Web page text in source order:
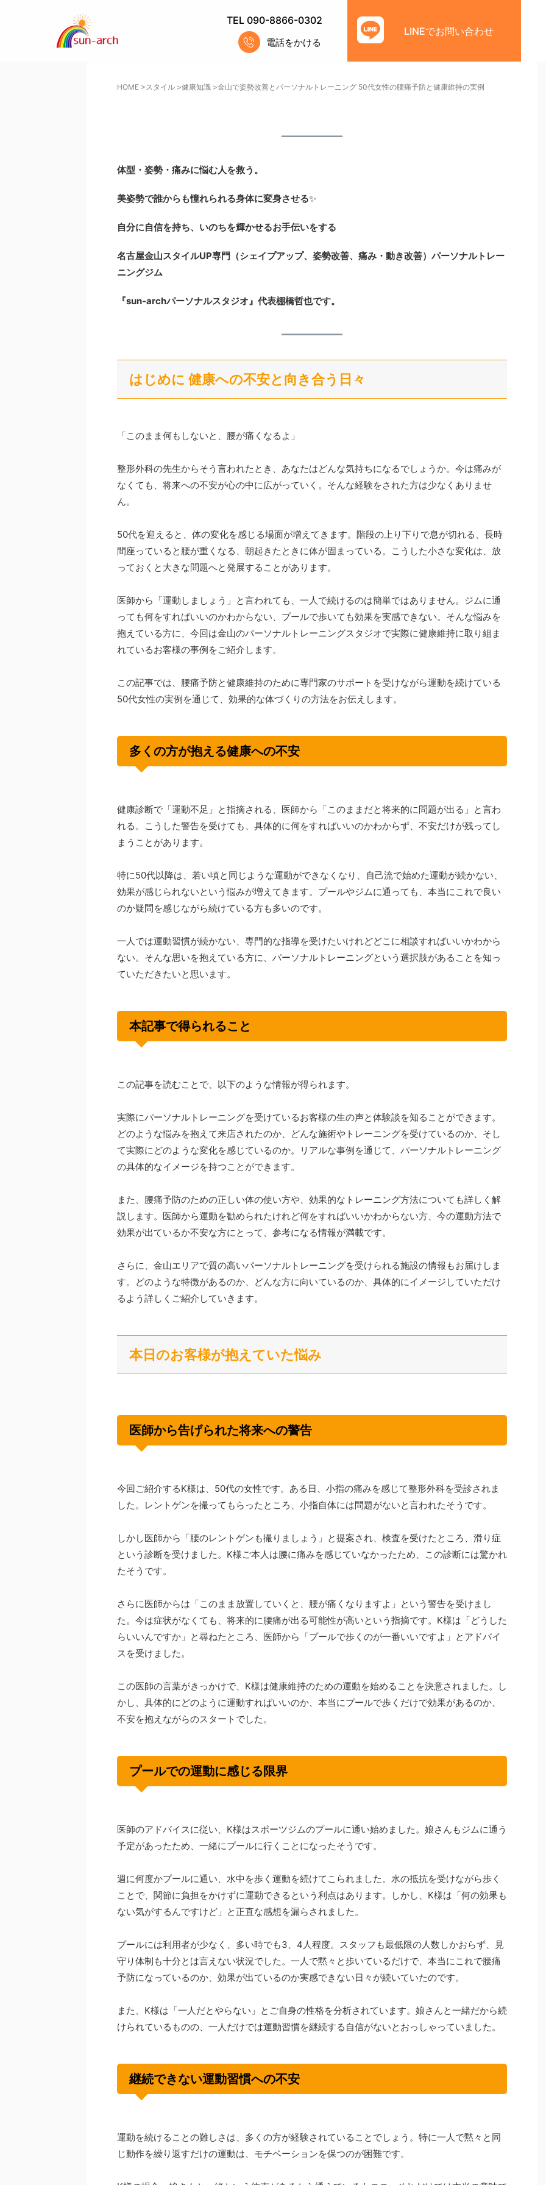
TEL 090-8866-0302
電話をかける
LINEでお問い合わせ
HOME >スタイル >健康知識 >金山で姿勢改善とパーソナルトレーニング 50代女性の腰痛予防と健康維持の実例
体型・姿勢・痛みに悩む人を救う。
美姿勢で誰からも憧れられる身体に変身させる✨
自分に自信を持ち、いのちを輝かせるお手伝いをする
名古屋金山スタイルUP専門 （シェイプアップ、姿勢改善、痛み・動き改善） パーソナルトレー
ニングジム
『sun-archパーソナルスタジオ』代表棚橋哲也です。
はじめに 健康への不安と向き合う日々
「このまま何もしないと、腰が痛くなるよ」
整形外科の先生からそう言われたとき、あなたはどんな気持ちになるでしょうか。今は痛みが
なくても、将来への不安が心の中に広がっていく。そんな経験をされた方は少なくありませ
ん。
50代を迎えると、体の変化を感じる場面が増えてきます。階段の上り下りで息が切れる、長時
間座っていると腰が重くなる、朝起きたときに体が固まっている。こうした小さな変化は、放
っておくと大きな問題へと発展することがあります。
医師から「運動しましょう」と言われても、一人で続けるのは簡単ではありません。ジムに通
っても何をすればいいのかわからない、プールで歩いても効果を実感できない。そんな悩みを
抱えている方に、今回は金山のパーソナルトレーニングスタジオで実際に健康維持に取り組ま
れているお客様の事例をご紹介します。
この記事では、腰痛予防と健康維持のために専門家のサポートを受けながら運動を続けている
50代女性の実例を通じて、効果的な体づくりの方法をお伝えします。
多くの方が抱える健康への不安
健康診断で「運動不足」と指摘される、医師から「このままだと将来的に問題が出る」と言わ
れる。こうした警告を受けても、具体的に何をすればいいのかわからず、不安だけが残ってし
まうことがあります。
特に50代以降は、若い頃と同じような運動ができなくなり、自己流で始めた運動が続かない、
効果が感じられないという悩みが増えてきます。プールやジムに通っても、本当にこれで良い
のか疑問を感じながら続けている方も多いのです。
一人では運動習慣が続かない、専門的な指導を受けたいけれどどこに相談すればいいかわから
ない。そんな思いを抱えている方に、パーソナルトレーニングという選択肢があることを知っ
ていただきたいと思います。
本記事で得られること
この記事を読むことで、以下のような情報が得られます。
実際にパーソナルトレーニングを受けているお客様の生の声と体験談を知ることができます。
どのような悩みを抱えて来店されたのか、どんな施術やトレーニングを受けているのか、そし
て実際にどのような変化を感じているのか。リアルな事例を通じて、パーソナルトレーニング
の具体的なイメージを持つことができます。
また、腰痛予防のための正しい体の使い方や、効果的なトレーニング方法についても詳しく解
説します。医師から運動を勧められたけれど何をすればいいかわからない方、今の運動方法で
効果が出ているか不安な方にとって、参考になる情報が満載です。
さらに、金山エリアで質の高いパーソナルトレーニングを受けられる施設の情報もお届けしま
す。どのような特徴があるのか、どんな方に向いているのか、具体的にイメージしていただけ
るよう詳しくご紹介していきます。
本日のお客様が抱えていた悩み
医師から告げられた将来への警告
今回ご紹介するK様は、50代の女性です。ある日、小指の痛みを感じて整形外科を受診されま
した。レントゲンを撮ってもらったところ、小指自体には問題がないと言われたそうです。
しかし医師から「腰のレントゲンも撮りましょう」と提案され、検査を受けたところ、滑り症
という診断を受けました。K様ご本人は腰に痛みを感じていなかったため、この診断には驚かれ
たそうです。
さらに医師からは「このまま放置していくと、腰が痛くなりますよ」という警告を受けまし
た。今は症状がなくても、将来的に腰痛が出る可能性が高いという指摘です。K様は「どうした
らいいんですか」と尋ねたところ、医師から「プールで歩くのが一番いいですよ」とアドバイ
スを受けました。
この医師の言葉がきっかけで、K様は健康維持のための運動を始めることを決意されました。し
かし、具体的にどのように運動すればいいのか、本当にプールで歩くだけで効果があるのか、
不安を抱えながらのスタートでした。
プールでの運動に感じる限界
医師のアドバイスに従い、K様はスポーツジムのプールに通い始めました。娘さんもジムに通う
予定があったため、一緒にプールに行くことになったそうです。
週に何度かプールに通い、水中を歩く運動を続けてこられました。水の抵抗を受けながら歩く
ことで、関節に負担をかけずに運動できるという利点はあります。しかし、K様は「何の効果も
ない気がするんですけど」と正直な感想を漏らされました。
プールには利用者が少なく、多い時でも3、4人程度。スタッフも最低限の人数しかおらず、見
守り体制も十分とは言えない状況でした。一人で黙々と歩いているだけで、本当にこれで腰痛
予防になっているのか、効果が出ているのか実感できない日々が続いていたのです。
また、K様は「一人だとやらない」とご自身の性格を分析されています。娘さんと一緒だから続
けられているものの、一人だけでは運動習慣を継続する自信がないとおっしゃっていました。
継続できない運動習慣への不安
運動を続けることの難しさは、多くの方が経験されていることでしょう。特に一人で黙々と同
じ動作を繰り返すだけの運動は、モチベーションを保つのが困難です。